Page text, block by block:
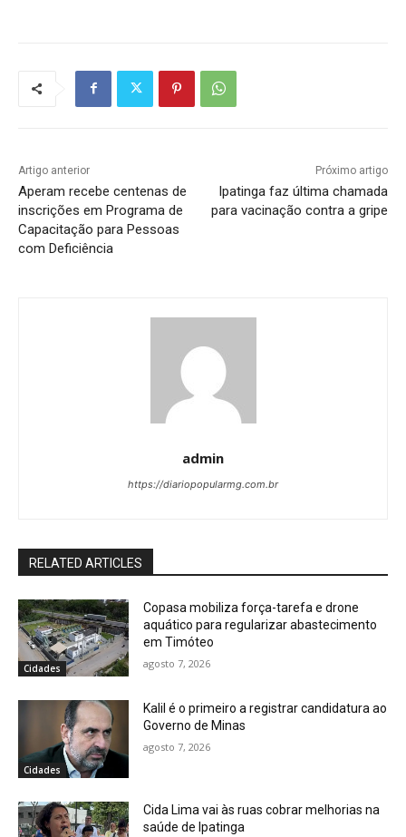
Artigo anterior
Aperam recebe centenas de
inscrições em Programa de
Capacitação para Pessoas
com Deficiência
Próximo artigo
Ipatinga faz última chamada
para vacinação contra a gripe
admin
https://diariopopularmg.com.br
RELATED ARTICLES
Cidades
Copasa mobiliza força-tarefa e drone
aquático para regularizar abastecimento
em Timóteo
agosto 7, 2026
Cidades
Kalil é o primeiro a registrar candidatura ao
Governo de Minas
agosto 7, 2026
Cida Lima vai às ruas cobrar melhorias na
saúde de Ipatinga